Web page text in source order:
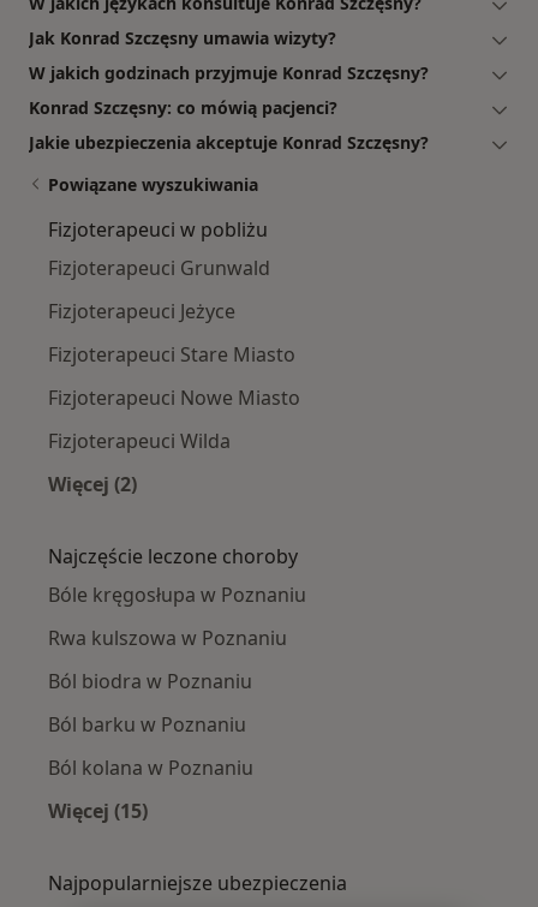
Jak Konrad Szczęsny umawia wizyty?
W jakich godzinach przyjmuje Konrad Szczęsny?
Konrad Szczęsny: co mówią pacjenci?
Jakie ubezpieczenia akceptuje Konrad Szczęsny?
Powiązane wyszukiwania
Fizjoterapeuci w pobliżu
Fizjoterapeuci Grunwald
Fizjoterapeuci Jeżyce
Fizjoterapeuci Stare Miasto
Fizjoterapeuci Nowe Miasto
Fizjoterapeuci Wilda
Więcej (2)
Najczęście leczone choroby
Bóle kręgosłupa w Poznaniu
Rwa kulszowa w Poznaniu
Ból biodra w Poznaniu
Ból barku w Poznaniu
Ból kolana w Poznaniu
Więcej (15)
Najpopularniejsze ubezpieczenia